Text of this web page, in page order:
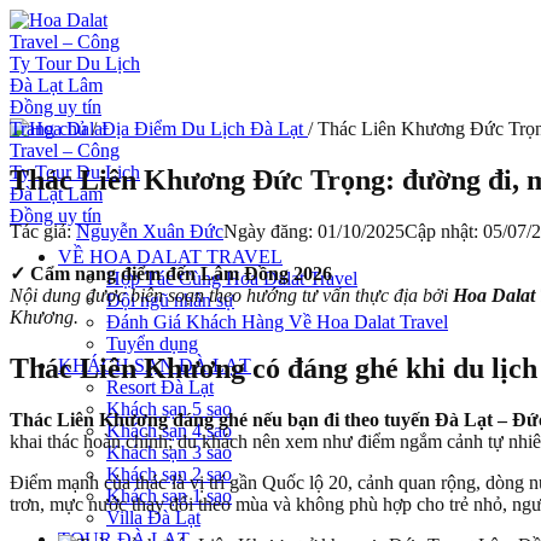
Chuyển
đến
nội
dung
VỀ HOA DALAT TRAVEL
Hợp Tác Cùng Hoa Dalat Travel
Đội ngũ nhân sự
Đánh Giá Khách Hàng Về Hoa Dalat Travel
Tuyển dụng
KHÁCH SẠN ĐÀ LẠT
Resort Đà Lạt
Khách sạn 5 sao
Khách sạn 4 sao
Khách sạn 3 sao
Khách sạn 2 sao
Khách sạn 1 sao
Villa Đà Lạt
Trang chủ /Địa Điểm Du Lịch Đà Lạt /Thác Liên Khương Đức
Thác Liên Khương Đức Trọng: đường đi,
Tác giả:Nguyễn Xuân ĐứcNgày đăng: 01/10/2025Cập nhật: 05/07/
✓ Cẩm nang điểm đến Lâm Đồng 2026
Nội dung được biên soạn theo hướng tư vấn thực địa bởi Hoa Dalat
Khương.
Thác Liên Khương có đáng ghé khi du
Thác Liên Khương đáng ghé nếu bạn đi theo tuyến Đà Lạt –
khai thác hoàn chỉnh; du khách nên xem như điểm ngắm cảnh tự
Điểm mạnh của thác là vị trí gần Quốc lộ 20, cảnh quan rộng,
trơn, mực nước thay đổi theo mùa và không phù hợp cho trẻ nhỏ,